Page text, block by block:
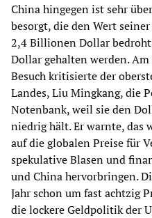
China hingegen ist sehr
besorgt, die den Wert
2,4 Billionen Dollar
Dollar gehalten werden.
Besuch kritisierte der
Landes, Liu Mingkang, die
Notenbank, weil sie den
niedrig hält. Er warnte, das
auf die globalen Preise für
spekulative Blasen und
und China hervorbringen.
Jahr schon um fast achtzig
die lockere Geldpolitik der